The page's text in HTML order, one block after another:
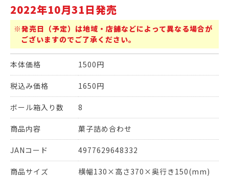
2022年10月31日発売
※発売日（予定）は地域・店舗などによって異なる場合が
ございますのでご了承ください。
本体価格 1500円
税込み価格 1650円
ボール箱入り数 8
商品内容 菓子詰め合わせ
JANコード 4977629648332
商品サイズ 横幅130×高さ370×奥行き150(mm)